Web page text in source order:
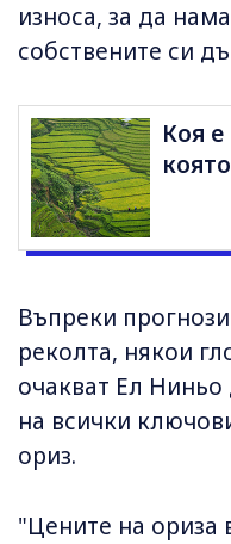
износа, за да
собствените си
Коя
Въпреки
реколта, някои
очакват Ел Ниньо
на всички
ориз.
"Цените на ориза